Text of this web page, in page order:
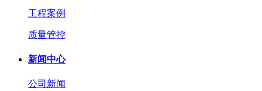
工程案例
质量管控
新闻中心
公司新闻